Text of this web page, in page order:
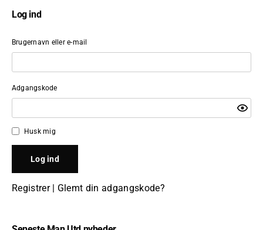
Log ind
Brugernavn eller e-mail
Adgangskode
Husk mig
Registrer| Glemt din adgangskode?